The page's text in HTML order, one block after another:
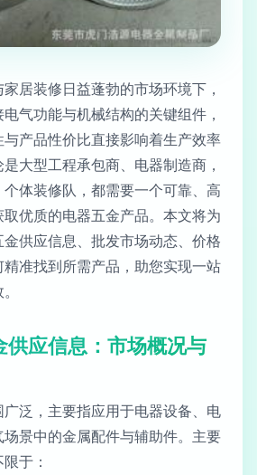
居装修日益蓬勃的市场环境下，
气功能与机械结构的关键组件，
产品性价比直接影响着生产效率
大型工程承包商、电器制造商，
体装修队，都需要一个可靠、高
优质的电器五金产品。本文将为
供应信息、批发市场动态、价格
准找到所需产品，助您实现一站
供应信息：市场概况与
泛，主要指应用于电器设备、电
景中的金属配件与辅助件。主要
于：